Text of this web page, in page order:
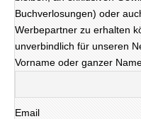
Buchverlosungen) oder
Werbepartner zu erhalten
unverbindlich für unseren
Vorname oder ganzer
Email